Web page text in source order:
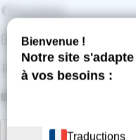
Facebook
Instagram
LinkedIn